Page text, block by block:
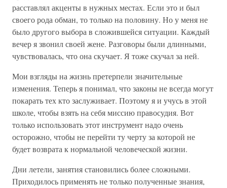
расставлял акценты в нужных местах. Если это и был
своего рода обман, то только на половину. Но у меня не
было другого выбора в сложившейся ситуации. Каждый
вечер я звонил своей жене. Разговоры были длинными,
чувствовалась, что она скучает. Я тоже скучал за ней.
Мои взгляды на жизнь претерпели значительные
изменения. Теперь я понимал, что законы не всегда могут
покарать тех кто заслуживает. Поэтому я и учусь в этой
школе, чтобы взять на себя миссию правосудия. Вот
только использовать этот инструмент надо очень
осторожно, чтобы не перейти ту черту за которой не
будет возврата к нормальной человеческой жизни.
Дни летели, занятия становились более сложными.
Приходилось применять не только полученные знания,